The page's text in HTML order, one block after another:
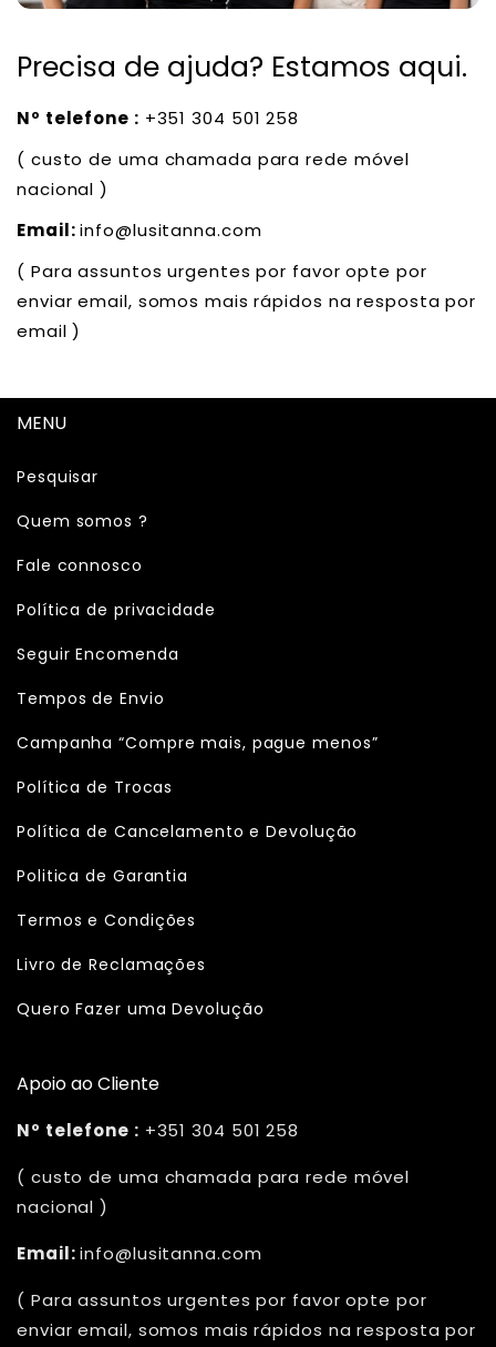
Precisa de ajuda? Estamos aqui.
Nº telefone : +351 304 501 258
( custo de uma chamada para rede móvel
nacional )
Email:info@lusitanna.com
( Para assuntos urgentes por favor opte por
enviar email, somos mais rápidos na resposta por
email )
MENU
Pesquisar
Quem somos ?
Fale connosco
Política de privacidade
Seguir Encomenda
Tempos de Envio
Campanha “Compre mais, pague menos”
Política de Trocas
Política de Cancelamento e Devolução
Politica de Garantia
Termos e Condições
Livro de Reclamações
Quero Fazer uma Devolução
Apoio ao Cliente
Nº telefone : +351 304 501 258
( custo de uma chamada para rede móvel
nacional )
Email:info@lusitanna.com
( Para assuntos urgentes por favor opte por
enviar email, somos mais rápidos na resposta por